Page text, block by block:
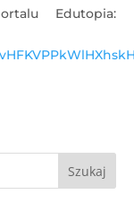
Edutopia:
Szukaj